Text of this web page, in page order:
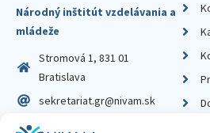
Národný inštitút vzdelávania a
mládeže
Stromová 1, 831 01
Bratislava
sekretariat.gr@nivam.sk
IČO: 00164348